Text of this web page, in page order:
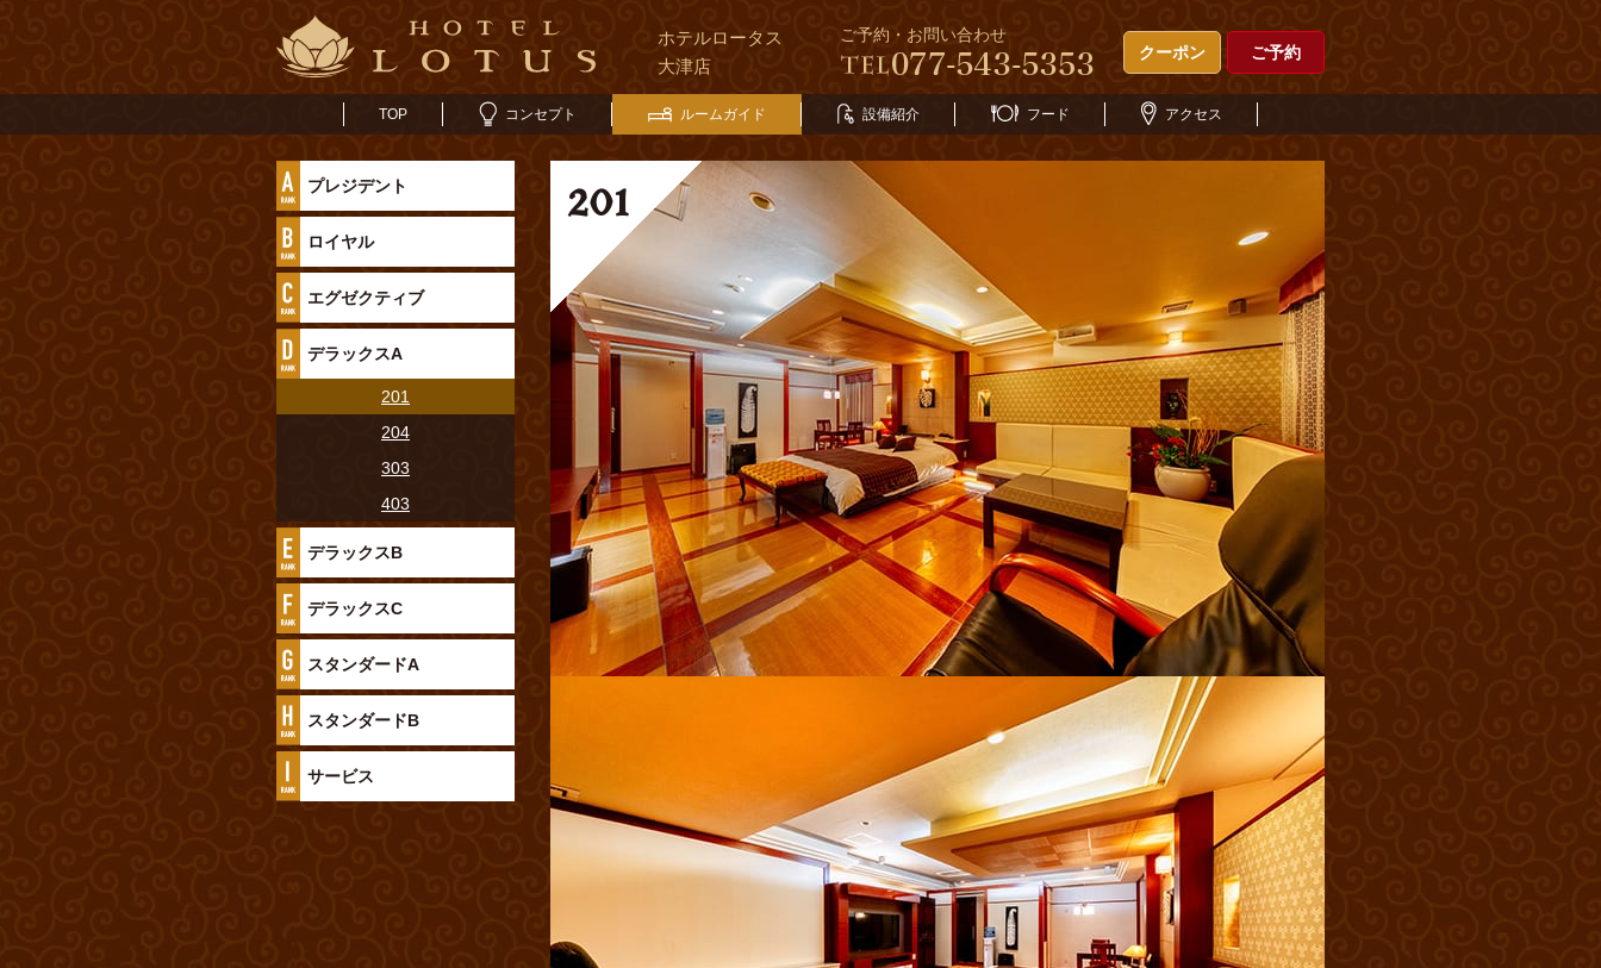
ホテルロータス
大津店
ご予約・お問い合わせ
クーポン
ご予約
TOP コンセプト ルームガイド 設備紹介 フード アクセス
201
プレジデント
ロイヤル
エグゼクティブ
デラックスA
201
204
303
403
デラックスB
デラックスC
スタンダードA
スタンダードB
サービス